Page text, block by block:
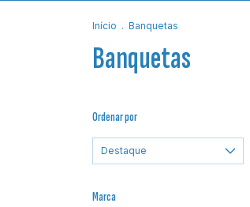
Início . Banquetas
Banquetas
Ordenar por
Marca